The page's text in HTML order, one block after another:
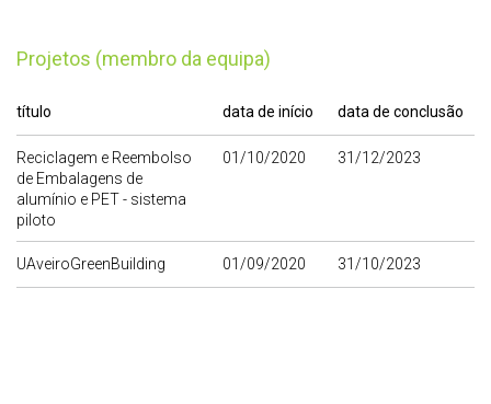
Projetos (membro da equipa)
título data de início data de conclusão
Reciclagem e Reembolso
de Embalagens de
alumínio e PET - sistema
piloto
01/10/2020 31/12/2023
UAveiroGreenBuilding 01/09/2020 31/10/2023